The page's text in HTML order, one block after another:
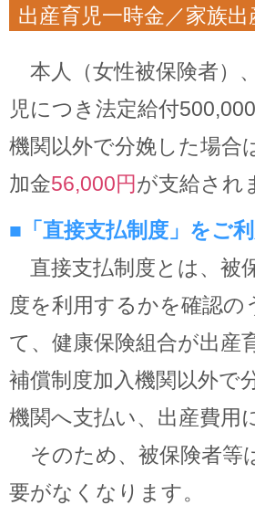
出産育児一時金／家族
本人（女性被保険者）
児につき法定給付
機関以外で分娩した場合
加金56,000円が支給され
■「直接支払制度」をご
直接支払制度とは、被
度を利用するかを確認
て、健康保険組合が出産
補償制度加入機関以外で
機関へ支払い、出産費用
そのため、被保険者等
要がなくなります。